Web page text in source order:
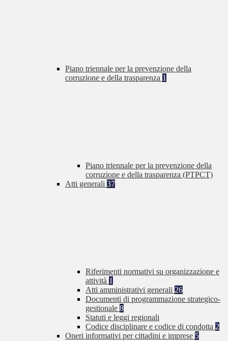
Piano triennale per la prevenzione della
corruzione e della trasparenza 1
Piano triennale per la prevenzione della
corruzione e della trasparenza (PTPCT)
Atti generali 37
Riferimenti normativi su organizzazione e
attività 1
Atti amministrativi generali 26
Documenti di programmazione strategico-
gestionale 8
Statuti e leggi regionali
Codice disciplinare e codice di condotta 2
Oneri informativi per cittadini e imprese 5